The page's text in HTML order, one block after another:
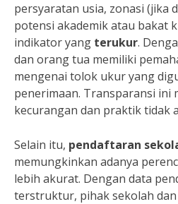
persyaratan usia, zonasi (jika
potensi akademik atau bakat
indikator yang terukur.
dan orang tua memiliki
mengenai tolok ukur yang
penerimaan. Transparansi ini
kecurangan dan praktik tidak
Selain itu, pendaftaran
memungkinkan adanya
lebih akurat. Dengan data
terstruktur, pihak sekolah